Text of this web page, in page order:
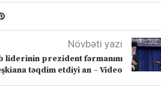
Növbəti yazı
liderinin prezident fərmanını
təqdim etdiyi an – Video